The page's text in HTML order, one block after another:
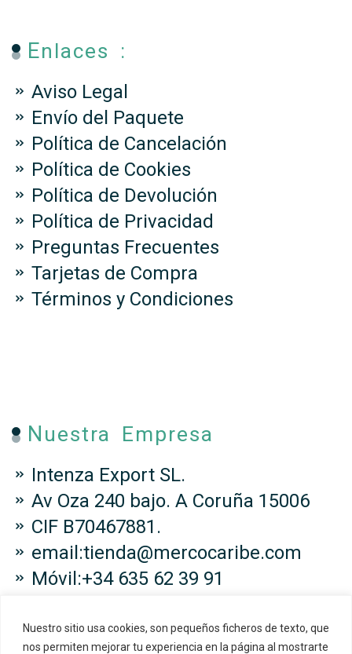
Nuestro sitio usa cookies, son pequeños ficheros de texto, que
nos permiten mejorar tu experiencia en la página al mostrarte
Enlaces :
Aviso Legal
Envío del Paquete
Política de Cancelación
Política de Cookies
Política de Devolución
Política de Privacidad
Preguntas Frecuentes
Tarjetas de Compra
Términos y Condiciones
Nuestra Empresa
Intenza Export SL.
Av Oza 240 bajo. A Coruña 15006
CIF B70467881.
email:tienda@mercocaribe.com
Móvil:+34 635 62 39 91